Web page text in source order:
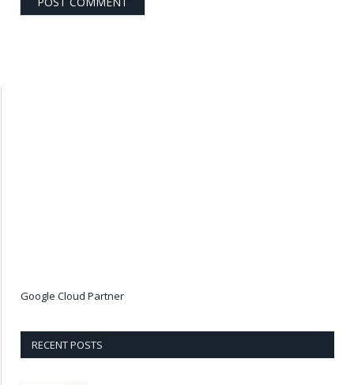
Google Cloud Partner
RECENT POSTS